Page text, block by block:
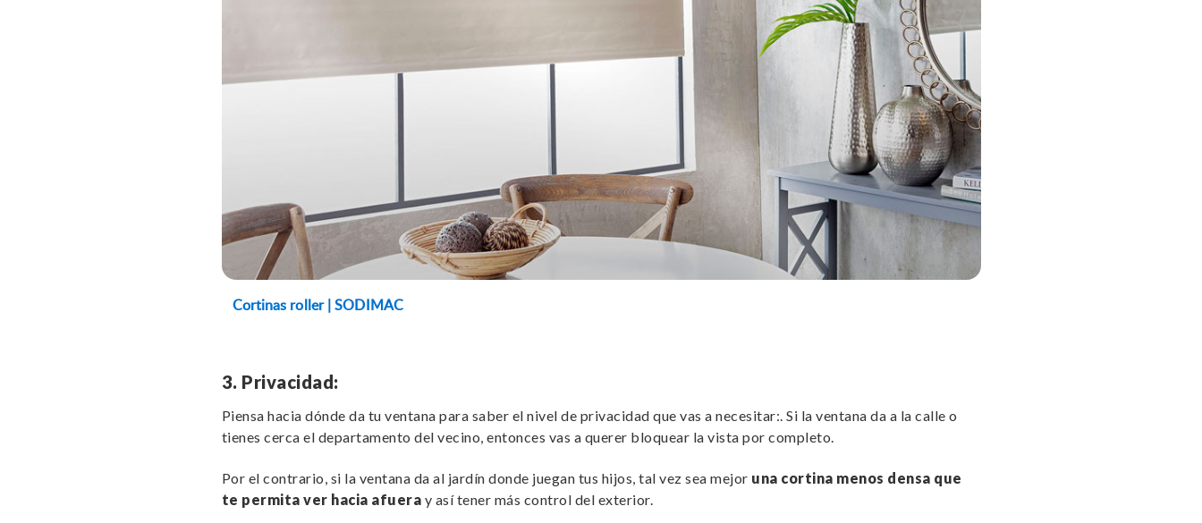
Cortinas roller | SODIMAC
3. Privacidad:
Piensa hacia dónde da tu ventana para saber el nivel de privacidad que vas a necesitar:. Si la ventana da a la calle o
tienes cerca el departamento del vecino, entonces vas a querer bloquear la vista por completo.
Por el contrario, si la ventana da al jardín donde juegan tus hijos, tal vez sea mejor una cortina menos densa que
te permita ver hacia afuera y así tener más control del exterior.